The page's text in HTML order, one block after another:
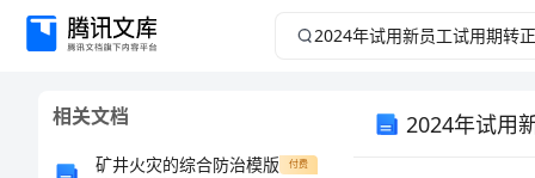
2024
相关文档
矿井火灾的综合防治模版 付费
2024年试用